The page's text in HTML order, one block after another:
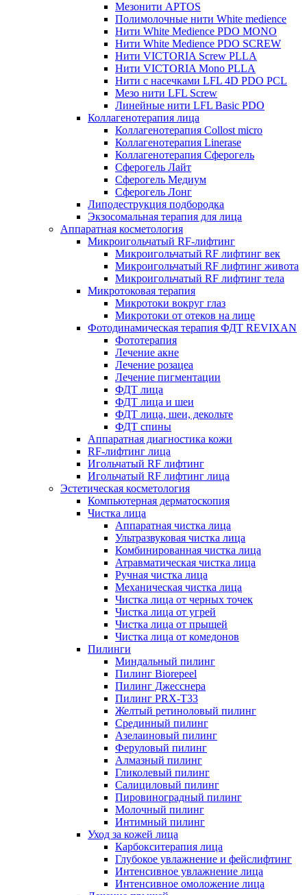
Мезонити APTOS
Полимолочные нити White medience
Нити White Medience PDO MONO
Нити White Medience PDO SCREW
Нити VICTORIA Screw PLLA
Нити VICTORIA Mono PLLA
Нити с насечками LFL 4D PDO PCL
Мезо нити LFL Screw
Линейные нити LFL Basic PDO
Коллагенотерапия лица
Коллагенотерапия Collost micro
Коллагенотерапия Linerase
Коллагенотерапия Сферогель
Сферогель Лайт
Сферогель Медиум
Сферогель Лонг
Липодеструкция подбородка
Экзосомальная терапия для лица
Аппаратная косметология
Микроигольчатый RF-лифтинг
Микроигольчатый RF лифтинг век
Микроигольчатый RF лифтинг живота
Микроигольчатый RF лифтинг тела
Микротоковая терапия
Микротоки вокруг глаз
Микротоки от отеков на лице
Фотодинамическая терапия ФДТ REVIXAN
Фототерапия
Лечение акне
Лечение розацеа
Лечение пигментации
ФДТ лица
ФДТ лица и шеи
ФДТ лица, шеи, декольте
ФДТ спины
Аппаратная диагностика кожи
RF-лифтинг лица
Игольчатый RF лифтинг
Игольчатый RF лифтинг лица
Эстетическая косметология
Компьютерная дерматоскопия
Чистка лица
Аппаратная чистка лица
Ультразвуковая чистка лица
Комбинированная чистка лица
Атравматическая чистка лица
Ручная чистка лица
Механическая чистка лица
Чистка лица от черных точек
Чистка лица от угрей
Чистка лица от прыщей
Чистка лица от комедонов
Пилинги
Миндальный пилинг
Пилинг Biorepeel
Пилинг Джесснера
Пилинг PRX-T33
Желтый ретиноловый пилинг
Срединный пилинг
Азелаиновый пилинг
Феруловый пилинг
Алмазный пилинг
Гликолевый пилинг
Салициловый пилинг
Пировиноградный пилинг
Молочный пилинг
Интимный пилинг
Уход за кожей лица
Карбокситерапия лица
Глубокое увлажнение и фейслифтинг
Интенсивное увлажнение лица
Интенсивное омоложение лица